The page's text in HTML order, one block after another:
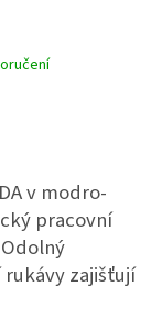
v modro-
pracovní
zajišťují